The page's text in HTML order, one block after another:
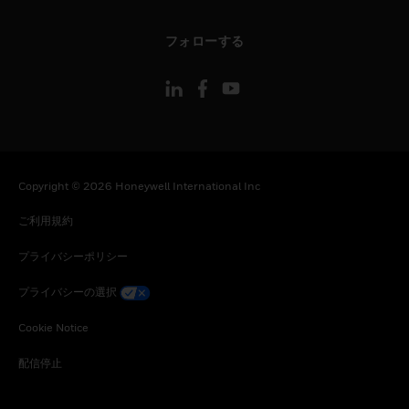
フォローする
Copyright © 2026 Honeywell International Inc
ご利用規約
プライバシーポリシー
プライバシーの選択
Cookie Notice
配信停止